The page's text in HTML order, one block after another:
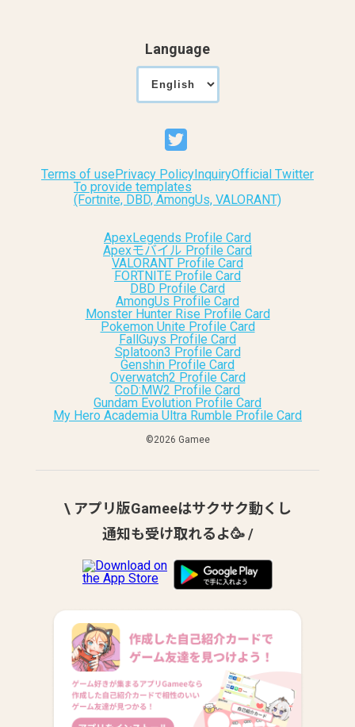
Language
Terms of usePrivacy Policy InquiryOfficial Twitter
To provide templates
(Fortnite, DBD, AmongUs, VALORANT)
ApexLegends Profile Card
Apexモバイル Profile Card
VALORANT Profile Card
FORTNITE Profile Card
DBD Profile Card
AmongUs Profile Card
Monster Hunter Rise Profile Card
Pokemon Unite Profile Card
FallGuys Profile Card
Splatoon3 Profile Card
Genshin Profile Card
Overwatch2 Profile Card
CoD:MW2 Profile Card
Gundam Evolution Profile Card
My Hero Academia Ultra Rumble Profile Card
©︎2026 Gamee
\ アプリ版Gameeはサクサク動くし
通知も受け取れるよ🥳 /